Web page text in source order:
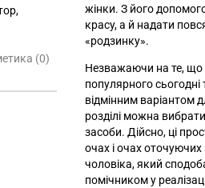
жінки. З його
красу, а й надати
«родзинку».
Незважаючи на те, що
популярного
відмінним варіантом
розділі можна вибрати
засоби. Дійсно, ці
очах і очах
чоловіка, який
помічником у
(0)